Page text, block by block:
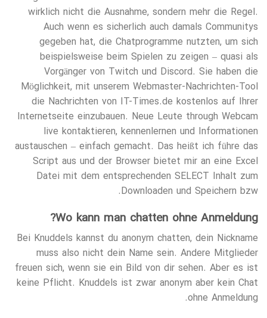
wirklich nicht die Ausnahme, sondern mehr die Regel.
Auch wenn es sicherlich auch damals Communitys
gegeben hat, die Chatprogramme nutzten, um sich
beispielsweise beim Spielen zu zeigen – quasi als
Vorgänger von Twitch und Discord. Sie haben die
Möglichkeit, mit unserem Webmaster-Nachrichten-Tool
die Nachrichten von IT-Times.de kostenlos auf Ihrer
Internetseite einzubauen. Neue Leute through Webcam
live kontaktieren, kennenlernen und Informationen
austauschen – einfach gemacht. Das heißt ich führe das
Script aus und der Browser bietet mir an eine Excel
Datei mit dem entsprechenden SELECT Inhalt zum
Downloaden und Speichern bzw.
Wo kann man chatten ohne Anmeldung?
Bei Knuddels kannst du anonym chatten, dein Nickname
muss also nicht dein Name sein. Andere Mitglieder
freuen sich, wenn sie ein Bild von dir sehen. Aber es ist
keine Pflicht. Knuddels ist zwar anonym aber kein Chat
ohne Anmeldung.